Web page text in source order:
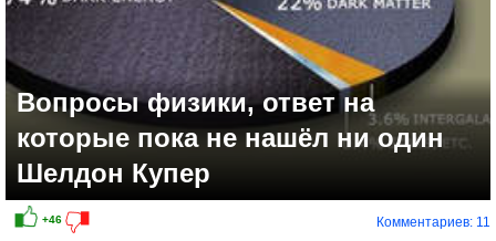
Вопросы физики, ответ на
которые пока не нашёл ни один
Шелдон Купер
Комментариев: 11